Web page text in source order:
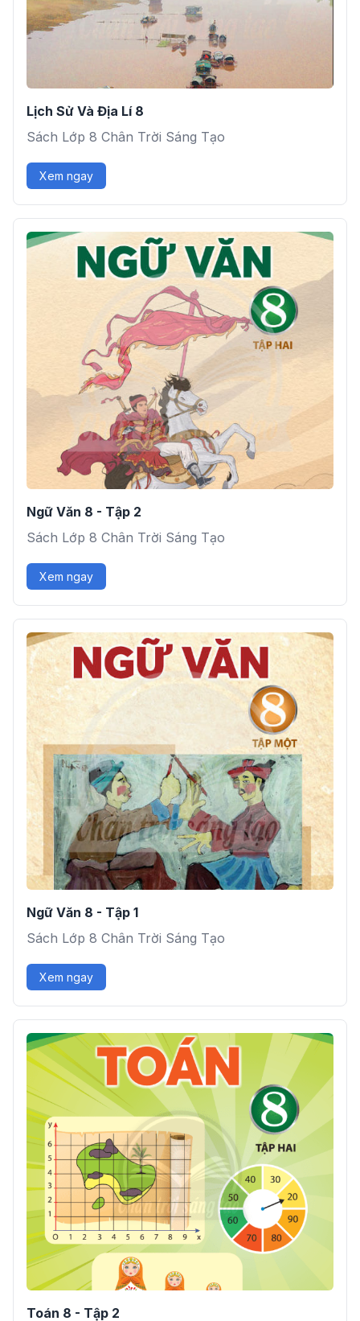
Lịch Sử Và Địa Lí 8
Sách Lớp 8 Chân Trời Sáng Tạo
Xem ngay
Ngữ Văn 8 - Tập 2
Sách Lớp 8 Chân Trời Sáng Tạo
Xem ngay
Ngữ Văn 8 - Tập 1
Sách Lớp 8 Chân Trời Sáng Tạo
Xem ngay
Toán 8 - Tập 2